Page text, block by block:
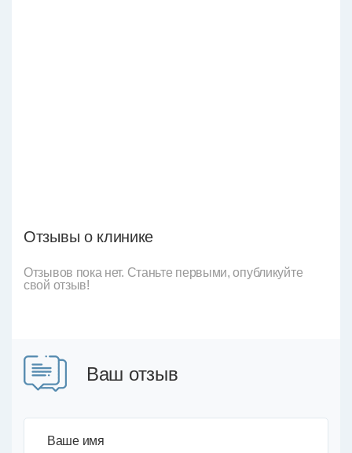
Отзывы о клинике
Отзывов пока нет. Станьте первыми, опубликуйте
свой отзыв!
Ваш отзыв
Ваше имя